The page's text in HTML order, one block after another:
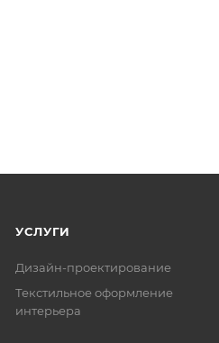
УСЛУГИ
Дизайн-проектирование
Текстильное оформление
интерьера